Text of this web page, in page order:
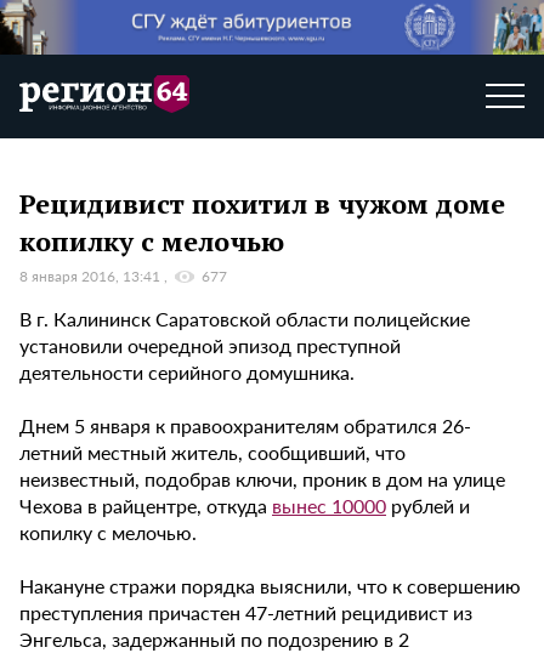
Рецидивист похитил в чужом доме
копилку с мелочью
8 января 2016, 13:41 677
В г. Калининск Саратовской области полицейские
установили очередной эпизод преступной
деятельности серийного домушника.
Днем 5 января к правоохранителям обратился 26-
летний местный житель, сообщивший, что
неизвестный, подобрав ключи, проник в дом на улице
Чехова в райцентре, откуда вынес 10000 рублей и
копилку с мелочью.
Накануне стражи порядка выяснили, что к совершению
преступления причастен 47-летний рецидивист из
Энгельса, задержанный по подозрению в 2